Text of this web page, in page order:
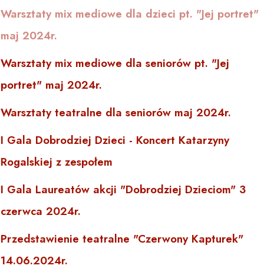
Warsztaty mix mediowe dla dzieci pt. "Jej portret"
maj 2024r.
Warsztaty mix mediowe dla seniorów pt. "Jej
portret" maj 2024r.
Warsztaty teatralne dla seniorów maj 2024r.
I Gala Dobrodziej Dzieci - Koncert Katarzyny
Rogalskiej z zespołem
I Gala Laureatów akcji "Dobrodziej Dzieciom" 3
czerwca 2024r.
Przedstawienie teatralne "Czerwony Kapturek"
14.06.2024r.